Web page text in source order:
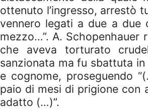
ottenuto l’ingresso, arrestò
vennero legati a due a due
mezzo…”. A.
che aveva torturato
sanzionata ma fu sbattuta
e cognome, proseguendo
paio di mesi di prigione con
adatto (…)”.